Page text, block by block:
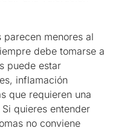
parecen menores al
debe tomarse a
puede estar
inflamación
que requieren una
quieres entender
no conviene